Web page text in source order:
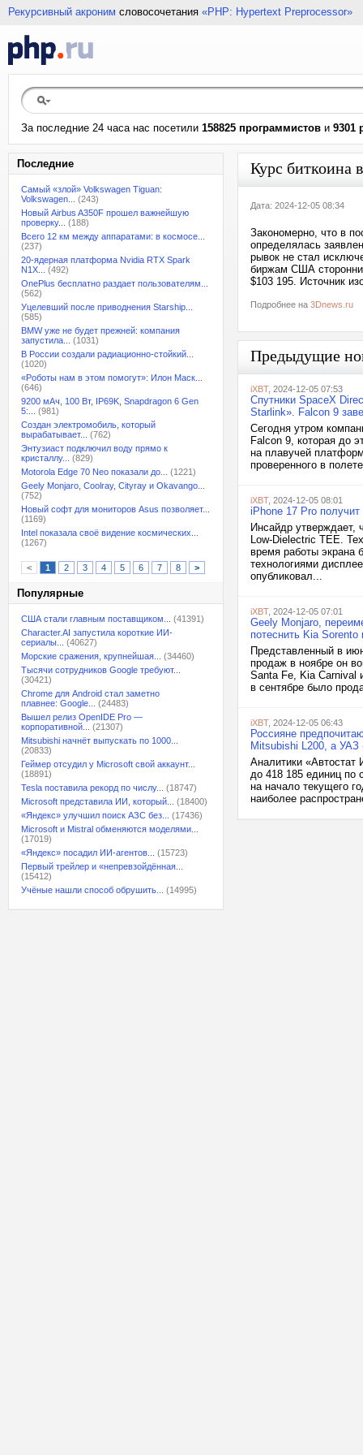
Рекурсивный акроним словосочетания «PHP: Hypertext Preprocessor»
За последние 24 часа нас посетили 158825 программистов и 9301
Последние
Самый «злой» Volkswagen Tiguan:
Volkswagen...
(243)
Новый Airbus A350F прошел важнейшую
проверку...
(188)
Всего 12 км между аппаратами: в космосе...
(237)
20-ядерная платформа Nvidia RTX Spark
N1X...
(492)
OnePlus бесплатно раздает пользователям...
(562)
Уцелевший после приводнения Starship...
(585)
BMW уже не будет прежней: компания
запустила...
(1031)
В России создали радиационно-стойкий...
(1020)
«Роботы нам в этом помогут»: Илон Маск...
(646)
9200 мАч, 100 Вт, IP69K, Snapdragon 6 Gen
5:...
(981)
Создан электромобиль, который
вырабатывает...
(762)
Энтузиаст подключил воду прямо к
кристаллу...
(829)
Motorola Edge 70 Neo показали до...
(1221)
Geely Monjaro, Coolray, Cityray и Okavango...
(752)
Новый софт для мониторов Asus позволяет...
(1169)
Intel показала своё видение космических...
(1267)
< 1 2 3 4 5 6 7 8 >
Популярные
США стали главным поставщиком...
(41391)
Character.AI запустила короткие ИИ-
сериалы...
(40627)
Морские сражения, крупнейшая...
(34460)
Тысячи сотрудников Google требуют...
(30421)
Chrome для Android стал заметно
плавнее: Google...
(24483)
Вышел релиз OpenIDE Pro —
корпоративной...
(21307)
Mitsubishi начнёт выпускать по 1000...
(20833)
Геймер отсудил у Microsoft свой аккаунт...
(18891)
Tesla поставила рекорд по числу...
(18747)
Microsoft представила ИИ, который...
(18400)
«Яндекс» улучшил поиск АЗС без...
(17436)
Microsoft и Mistral обменяются моделями...
(17019)
«Яндекс» посадил ИИ-агентов...
(15723)
Первый трейлер и «непревзойдённая...
(15412)
Учёные нашли способ обрушить...
(14995)
Курс биткоина
Дата: 2024-12-05 08:34
Закономерно, что в
определялась
рывок не стал
биржам США
$103 195. Источник
Подробнее на 3Dnews.ru
Предыдущие
iXBT, 2024-12-05 07:53
Спутники SpaceX
Starlink». Falcon 9
Сегодня утром
Falcon 9, которая до
на плавучей
проверенного в
iXBT, 2024-12-05 08:01
iPhone 17 Pro
Инсайдр утверждает,
Low-Dielectric TEE.
время работы экрана
технологиями
опубликовал...
iXBT, 2024-12-05 07:01
Geely Monjaro,
потеснить Kia
Представленный в
продаж в ноябре он
Santa Fe, Kia Carnival
в сентябре было
iXBT, 2024-12-05 06:43
Россияне
Mitsubishi L200, а УАЗ
Аналитики «Автостат
до 418 185 единиц по
на начало текущего
наиболее